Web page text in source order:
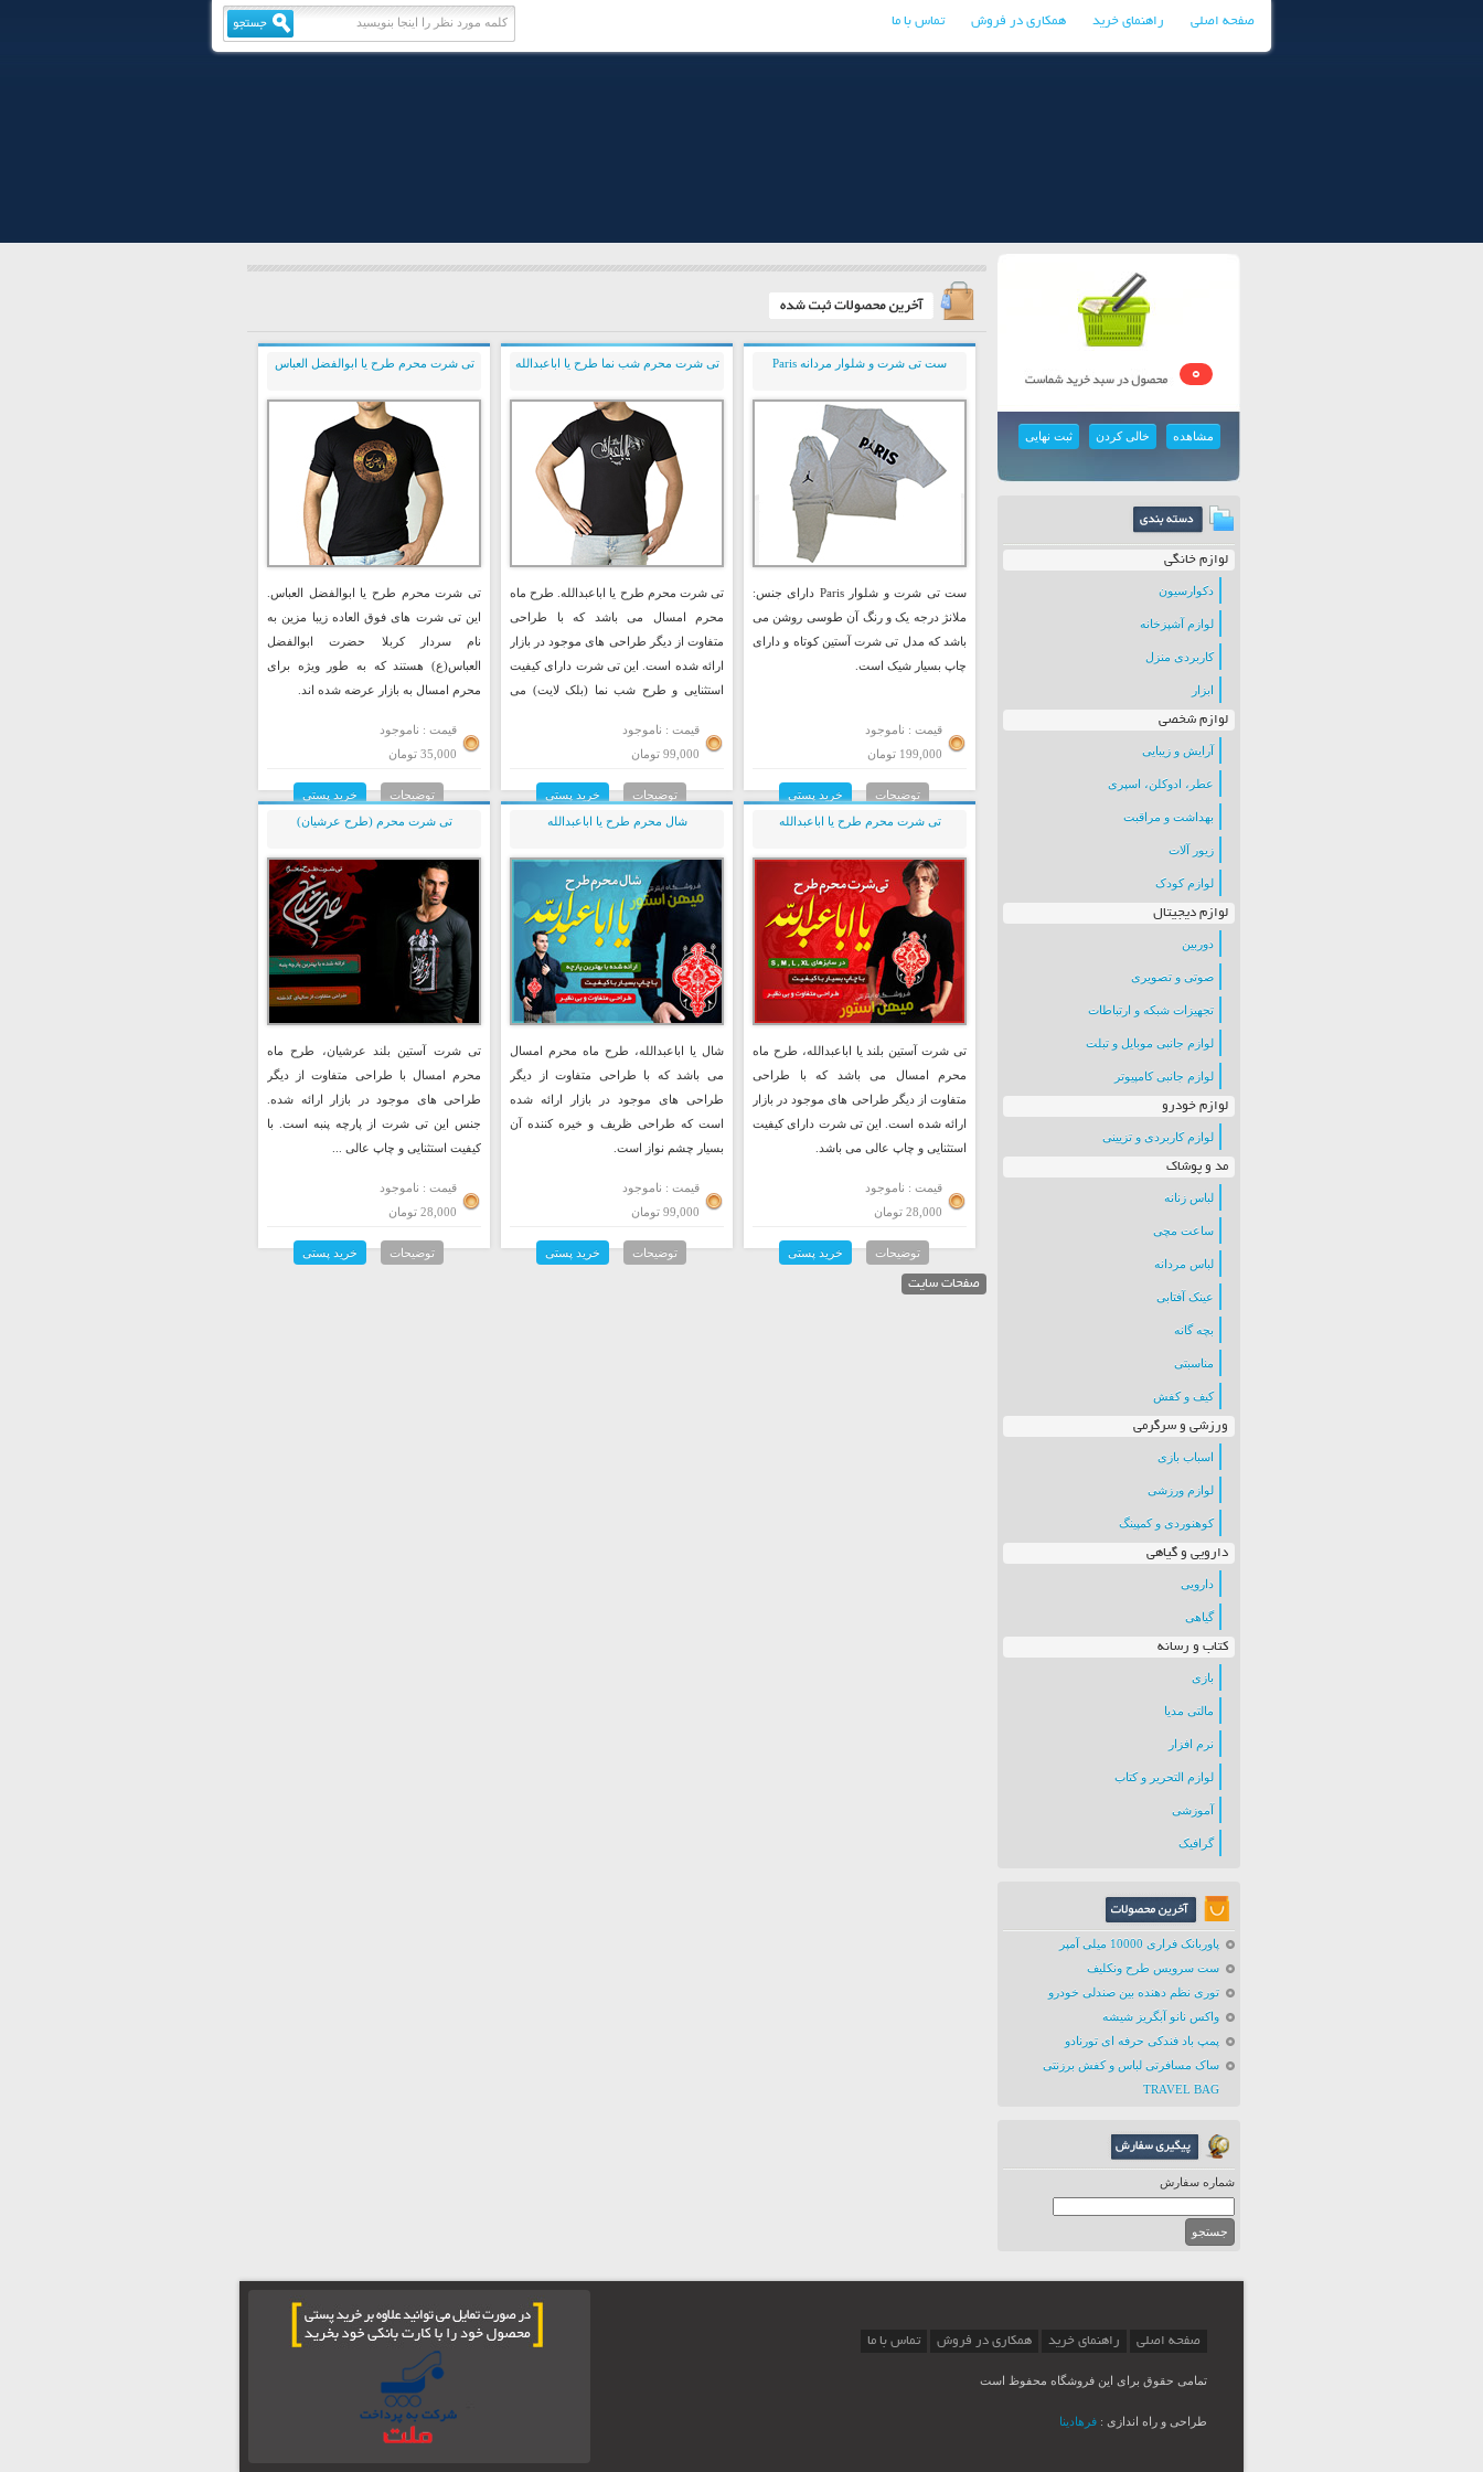
صفحه اصلی راهنمای خرید همکاری در فروش تماس با ما
0
مشاهده خالی کردن ثبت نهایی
لوازم خانگی
دکوارسیون
لوازم آشپزخانه
کاربردی منزل
ابزار
لوازم شخصی
آرایش و زیبایی
عطر، ادوکلن، اسپری
بهداشت و مراقبت
زیور آلات
لوازم کودک
لوازم دیجیتال
دوربین
صوتی و تصویری
تجهیزات شبکه و ارتباطات
لوازم جانبی موبایل و تبلت
لوازم جانبی کامپیوتر
لوازم خودرو
لوازم کاربردی و تزیینی
مد و پوشاک
لباس زنانه
ساعت مچی
لباس مردانه
عینک آفتابی
بچه گانه
مناسبتی
کیف و کفش
ورزشی و سرگرمی
اسباب بازی
لوازم ورزشی
کوهنوردی و کمپینگ
دارویی و گیاهی
دارویی
گیاهی
کتاب و رسانه
بازی
مالتی مدیا
نرم افزار
لوازم التحریر و کتاب
آموزشی
گرافیک
پاوربانک فراری 10000 میلی آمپر
ست سرویس طرح ونکلیف
توری نظم دهنده بین صندلی خودرو
واکس نانو آبگریز شیشه
پمپ باد فندکی حرفه ای تورنادو
ساک مسافرتی لباس و کفش برزنتی
TRAVEL BAG
شماره سفارش
ست تی شرت و شلوار مردانه Paris
ست تی شرت و شلوار Paris دارای جنس:
ملانژ درجه یک و رنگ آن طوسی روشن می
باشد که مدل تی شرت آستین کوتاه و دارای
چاپ بسیار شیک است.
قیمت : ناموجود
199,000 تومان
توضیحات خرید پستی
تی شرت محرم شب نما طرح یا اباعبدالله
تی شرت محرم طرح یا اباعبدالله. طرح ماه
محرم امسال می باشد که با طراحی
متفاوت از دیگر طراحی های موجود در بازار
ارائه شده است. این تی شرت دارای کیفیت
استثنایی و طرح شب نما (بلک لایت) می
قیمت : ناموجود
99,000 تومان
توضیحات خرید پستی
تی شرت محرم طرح یا ابوالفضل العباس
تی شرت محرم طرح یا ابوالفضل العباس.
این تی شرت های فوق العاده زیبا مزین به
نام سردار كربلا حضرت ابوالفضل
العباس(ع) هستند که به طور ویژه برای
محرم امسال به بازار عرضه شده اند.
قیمت : ناموجود
35,000 تومان
توضیحات
خرید پستی
تی شرت محرم طرح یا اباعبدالله
تی شرت آستین بلند یا اباعبدالله، طرح ماه
محرم امسال می باشد که با طراحی
متفاوت از دیگر طراحی های موجود در بازار
ارائه شده است. این تی شرت دارای کیفیت
استثنایی و چاپ عالی می باشد.
قیمت : ناموجود
28,000 تومان
توضیحات خرید پستی
شال محرم طرح یا اباعبدالله
شال یا اباعبدالله، طرح ماه محرم امسال
می باشد که با طراحی متفاوت از دیگر
طراحی های موجود در بازار ارائه شده
است که طراحی ظریف و خیره کننده آن
بسیار چشم نواز است.
قیمت : ناموجود
99,000 تومان
توضیحات خرید پستی
تی شرت محرم (طرح عرشیان)
تی شرت آستین بلند عرشیان، طرح ماه
محرم امسال با طراحی متفاوت از دیگر
طراحی های موجود در بازار ارائه شده.
جنس این تی شرت از پارچه پنبه است. با
کیفیت استثنایی و چاپ عالی ...
قیمت : ناموجود
28,000 تومان
توضیحات خرید پستی
صفحات سایت
صفحه اصلی راهنمای خرید همکاری در فروش تماس با ما
تمامی حقوق برای این فروشگاه محفوظ است
طراحی و راه اندازی : فرهادینا